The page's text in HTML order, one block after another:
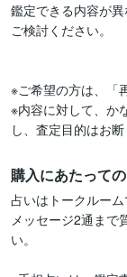
鑑定できる内容が
ご検討ください。
※ご希望の方は、「
※内容に対して、か
し、査定目的はお断
購入にあたって
占いはトークルーム
メッセージ2通まで
い。